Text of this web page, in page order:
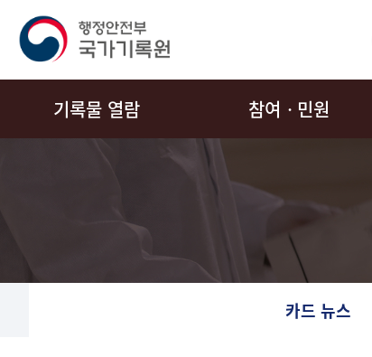
기록물 열람 참여ㆍ민원
카드 뉴스